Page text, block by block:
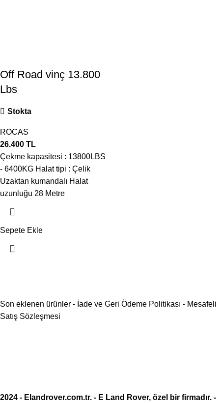
Off Road vinç 13.800
Lbs
Stokta
ROCAS
26.400 TL
Çekme kapasitesi : 13800LBS
- 6400KG Halat tipi : Çelik
Uzaktan kumandalı Halat
uzunluğu 28 Metre
Sepete Ekle
Son eklenen ürünler - İade ve Geri Ödeme Politikası - Mesafeli
Satış Sözleşmesi
2024 - Elandrover.com.tr. - E Land Rover, özel bir firmadır. -